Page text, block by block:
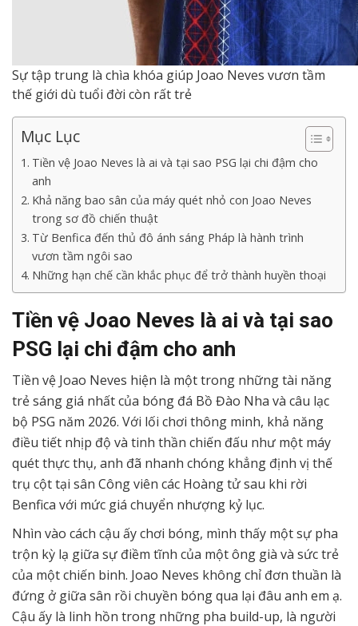
Sự tập trung là chìa khóa giúp Joao Neves vươn tầm
thế giới dù tuổi đời còn rất trẻ
Mục Lục
Tiền vệ Joao Neves là ai và tại sao PSG lại chi đậm cho
anh
Khả năng bao sân của máy quét nhỏ con Joao Neves
trong sơ đồ chiến thuật
Từ Benfica đến thủ đô ánh sáng Pháp là hành trình
vươn tầm ngôi sao
Những hạn chế cần khắc phục để trở thành huyền thoại
Tiền vệ Joao Neves là ai và tại sao
PSG lại chi đậm cho anh
Tiền vệ Joao Neves hiện là một trong những tài năng
trẻ sáng giá nhất của bóng đá Bồ Đào Nha và câu lạc
bộ PSG năm 2026. Với lối chơi thông minh, khả năng
điều tiết nhịp độ và tinh thần chiến đấu như một máy
quét thực thụ, anh đã nhanh chóng khẳng định vị thế
trụ cột tại sân Công viên các Hoàng tử sau khi rời
Benfica với mức giá chuyển nhượng kỷ lục.
Nhìn vào cách cậu ấy chơi bóng, mình thấy một sự pha
trộn kỳ lạ giữa sự điềm tĩnh của một ông già và sức trẻ
của một chiến binh. Joao Neves không chỉ đơn thuần là
đứng ở giữa sân rồi chuyền bóng qua lại đâu anh em ạ.
Cậu ấy là linh hồn trong những pha build-up, là người